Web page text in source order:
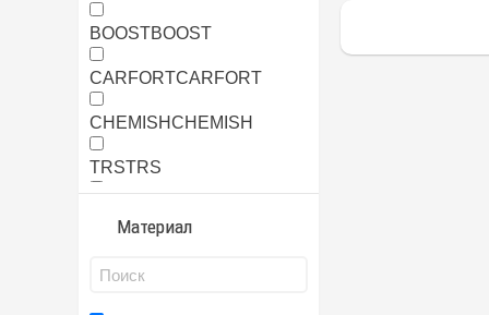
BOOSTBOOST
CARFORTCARFORT
CHEMISHCHEMISH
TRSTRS
Материал